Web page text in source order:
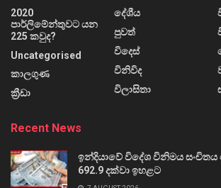
2020
පාර්ලිමේන්තුවට යන
225 කවුද?
Uncategorised
කාලගුණ
ක්‍රීඩා
දේශීය
පුවත්
විදෙස්
විනිවිද
විලාසිතා
Recent News
ඉන්දියාවේ විදේශ විනිමය
692.9 දක්වා ඉහළට